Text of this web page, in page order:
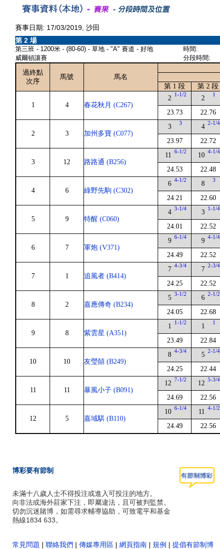
賽事日期: 17/03/2019, 沙田
第 2 場
第三班 - 1200米 - (80-60) - 草地 - "A" 賽道 - 好地
威爾頓讓賽
時間:
分段時間:
過終點
次序
馬號
馬名
第 1 段
第 2 段
1 4 春花秋月 (C267)
2 1-1/2
23.73
2 1
22.76
2 3 加州多寶 (C077)
3 3
23.97
4 2-1/4
22.72
3 12 路路通 (B256)
11 6-1/2
24.53
10 4-1/4
22.48
4 6 綠野先駒 (C302)
6 4-1/2
24.21
8 3
22.60
5 9 特醒 (C060)
4 3-1/4
24.01
3 1-1/4
22.52
6 7 軍炮 (V371)
9 6-1/4
24.49
9 4-1/4
22.52
7 1 追風者 (B414)
7 4-3/4
24.25
7 2-3/4
22.52
8 2 嘉應傳奇 (B234)
5 3-1/2
24.05
6 2-1/2
22.68
9 8 紫雲星 (A351)
1 1-1/2
23.49
1 1
22.84
10 10 友瑩囍 (B249)
8 4-3/4
24.25
5 2-1/4
22.44
11 11 暴風小子 (B091)
12 7-1/2
24.69
12 5-3/4
22.56
12 5 嘉域騏 (B110)
10 6-1/4
24.49
11 4-1/2
22.56
博彩要有節制
未滿十八歲人士不得投注或進入可投注的地方。
向非法或海外莊家下注，即屬違法，且可被判監禁。
切勿沉迷賭博，如需尋求輔導協助，可致電平和基金
熱線1834 633。
常見問題 | 聯絡我們 | 傳媒專用區 | 網頁指南 | 規例 | 提倡有節制博